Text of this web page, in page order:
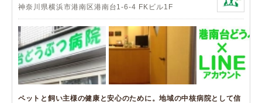
神奈川県横浜市港南区港南台1-6-4 FKビル1F
ペットと飼い主様の健康と安心のために。地域の中核病院として信